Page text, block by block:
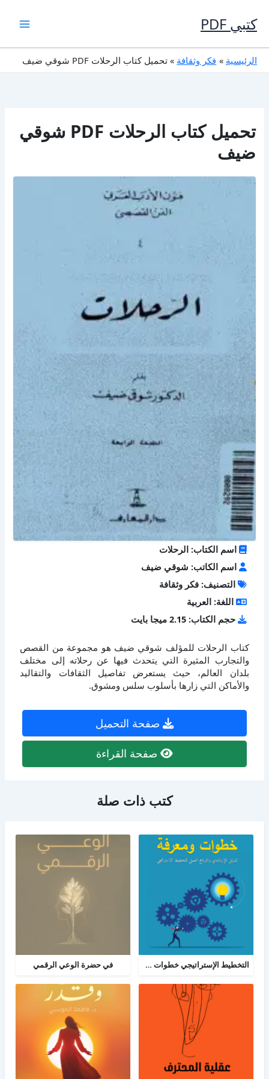
إلى
المحتوى
كتبي PDF
الرئيسية فكر وثقافة تحميل كتاب الرحلات PDF شوقي ضيف
تحميل كتاب الرحلات PDF شوقي
ضيف
اسم الكتاب: الرحلات
اسم الكاتب: شوقي ضيف
التصنيف: فكر وثقافة
اللغة: العربية
حجم الكتاب: 2.15 ميجا بايت
كتاب الرحلات للمؤلف شوقي ضيف هو مجموعة من القصص
والتجارب المثيرة التي يتحدث فيها عن رحلاته إلى مختلف
بلدان العالم، حيث يستعرض تفاصيل الثقافات والتقاليد
والأماكن التي زارها بأسلوب سلس ومشوق.
صفحة التحميل
صفحة القراءة
كتب ذات صلة
التخطيط الإستراتيجي خطوات ومعرفة: الدليل الإرشادي والبرنامج العملي للتخطيط في حضرة الوعي الرقمي